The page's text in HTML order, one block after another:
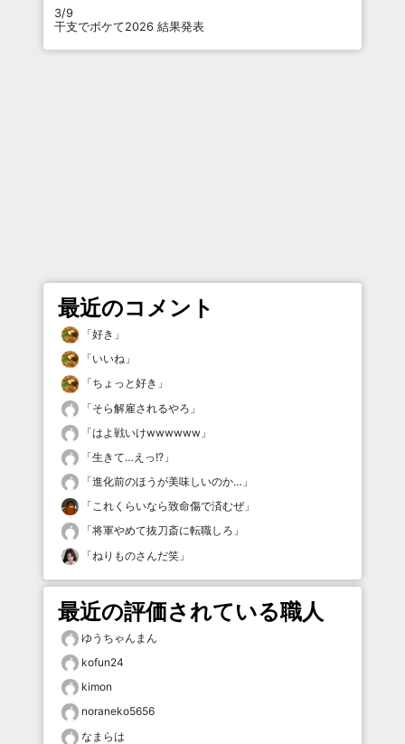
3/9
干支でボケて2026 結果発表
最近のコメント
「好き 」
「いいね 」
「ちょっと好き 」
「そら解雇されるやろ 」
「はよ戦いけwwwwww 」
「生きて…えっ!? 」
「進化前のほうが美味しいのか… 」
「これくらいなら致命傷で済むぜ」
「将軍やめて抜刀斎に転職しろ 」
「ねりものさんだ笑 」
最近の評価されている職人
ゆうちゃんまん
kofun24
kimon
noraneko5656
なまらは